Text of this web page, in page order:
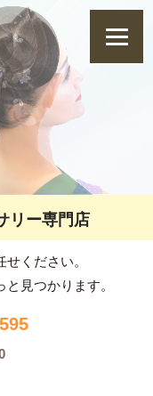
リー専門店
ください。
見つかります。